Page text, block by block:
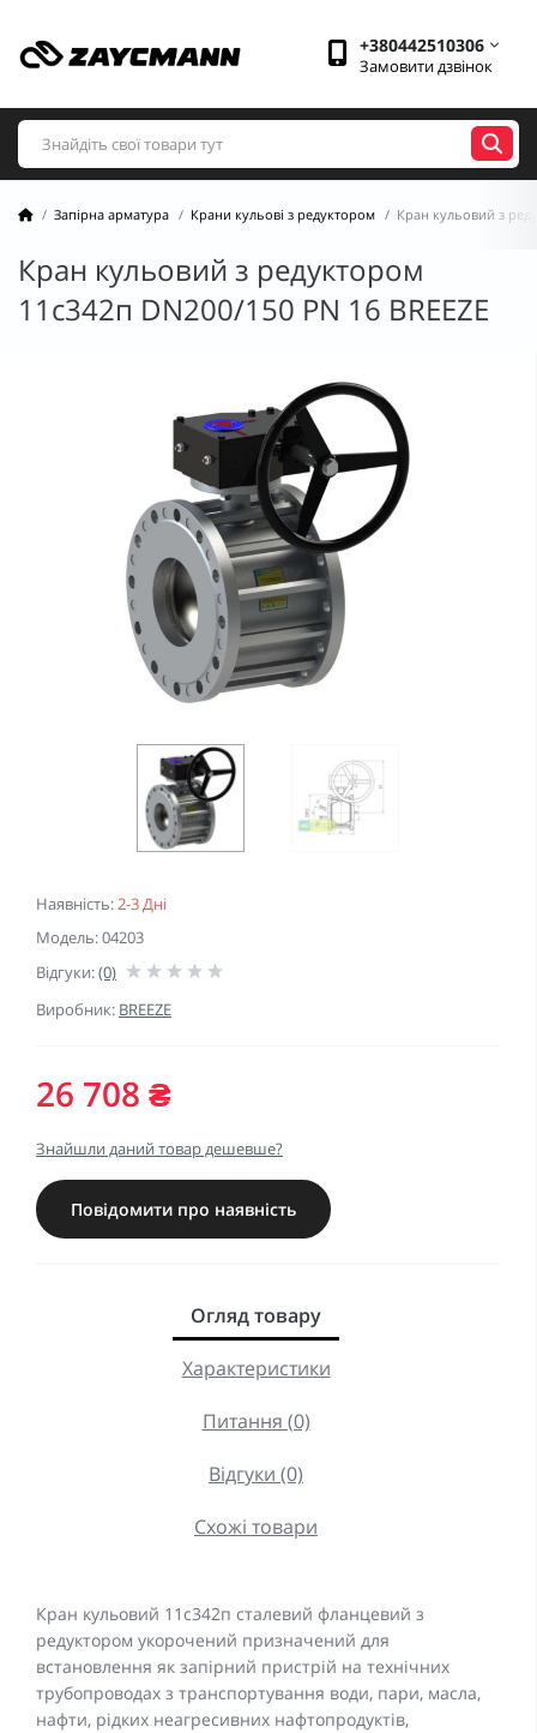
+380442510306
Замовити дзвінок
Запірна арматура Крани кульові з редуктором Кран кульовий з
Кран кульовий з редуктором
11с342п DN200/150 PN 16 BREEZE
Наявність:2-3 Дні
Модель: 04203
Відгуки:(0)
Виробник: BREEZE
26 708 ₴
Знайшли даний товар дешевше?
Повідомити про наявність
Огляд товару
Характеристики
Питання (0)
Відгуки (0)
Схожі товари
Кран кульовий 11c342п сталевий фланцевий з
редуктором укорочений призначений для
встановлення як запірний пристрій на технічних
трубопроводах з транспортування води, пари, масла,
нафти, рідких неагресивних нафтопродуктів,